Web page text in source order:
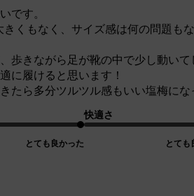
です。
くもなく、サイズ感は何の問題もな
歩きながら足が靴の中で少し動い
に履けると思います！
たら多分ツルツル感もいい塩梅に
とても良かった
快適さ
とても